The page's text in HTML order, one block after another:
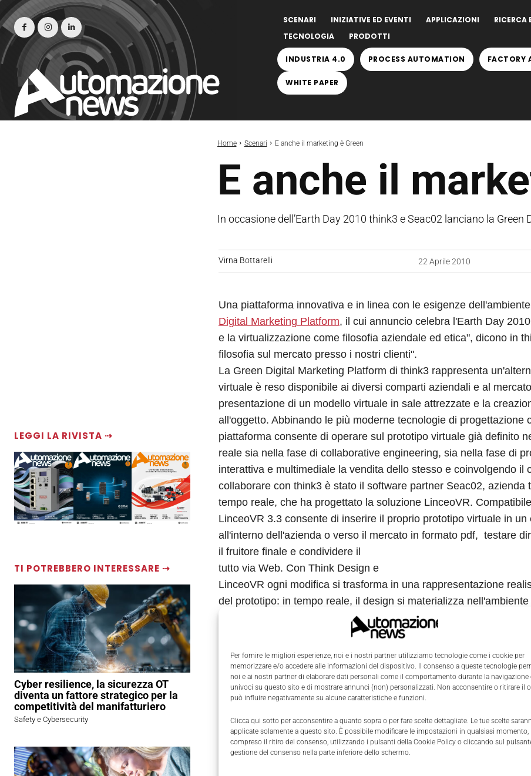
Per fornire le migliori esperienze, noi e i nostri partner utilizziamo tecnologie come i cookie per
memorizzare e/o accedere alle informazioni del dispositivo. Il consenso a queste tecnologie
noi e ai nostri partner di elaborare dati personali come il comportamento durante la navigazione
univoci su questo sito e di mostrare annunci (non) personalizzati. Non acconsentire o ritirare il
può influire negativamente su alcune caratteristiche e funzioni.
Clicca qui sotto per acconsentire a quanto sopra o per fare scelte dettagliate. Le tue scelte
applicate solamente a questo sito. È possibile modificare le impostazioni in qualsiasi momento,
compreso il ritiro del consenso, utilizzando i pulsanti della Cookie Policy o cliccando sul
gestione del consenso nella parte inferiore dello schermo.
SCENARI INIZIATIVE ED EVENTI APPLICAZIONI
RICERCA
TECNOLOGIA
PRODOTTI
INDUSTRIA 4.0 PROCESS AUTOMATION FACTORY
WHITE PAPER
Home Scenari E anche il marketing è Green
E anche il
In occasione dell’Earth Day 2010 think3 e Seac02 lanciano la
LEGGI LA RIVISTA ⇢
TI POTREBBERO INTERESSARE ⇢
Cyber resilience, la sicurezza OT
diventa un fattore strategico per la
competitività del manifatturiero
Safety e Cybersecurity
Virna Bottarelli 22 Aprile 2010
Una piattaforma innovativa e in linea con le esigenze
Digital Marketing Platform, il cui annuncio celebra l'Earth Day
e la virtualizzazione come filosofia aziendale ed etica", dicono in
filosofia sul mercato presso i nostri clienti".
La Green Digital Marketing Platform di think3 rappresenta
virtuale è reso disponibile ai diversi comparti aziendali e al
presentazione di un modello virtuale in sale attrezzate e la
all'oggetto. Abbinando le più moderne tecnologie di
piattaforma consente di operare sul prototipo virtuale già definito
reale sia nella fase di collaborative engineering, sia nella fase di
interattiva e multimediale la vendita dello stesso e coinvolgendo
collaborare con think3 è stato il software partner Seac02,
tempo reale, che ha progettato la soluzione LinceoVR.
LinceoVR 3.3 consente di inserire il proprio prototipo virtuale in
all'interno dell'azienda o verso il mercato in formato pdf, testare
il fruitore finale e condividere il
tutto via Web. Con Think Design e
LinceoVR ogni modifica si trasforma in una rappresentazione
del prototipo: in tempo reale, il design si materializza nell'ambiente
circostante con la augmented reality e il product placement e il
bechmarking diventano istantanei, così come la condivisione delle
informazioni.